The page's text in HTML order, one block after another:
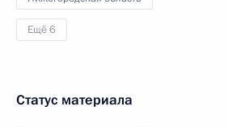
Ещё 6
Статус материала